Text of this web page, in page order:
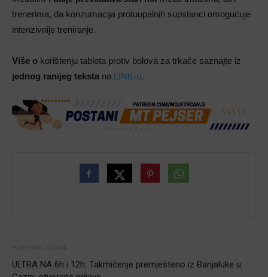
trenerima, da konzumacija protuupalnih supstanci omogućuje
intenzivnije treniranje.
Više o korištenju tableta protiv bolova za trkače saznajte iz
jednog ranijeg teksta na LINK-u.
ULTRA NA 6h i 12h: Takmičenje premješteno iz Banjaluke u